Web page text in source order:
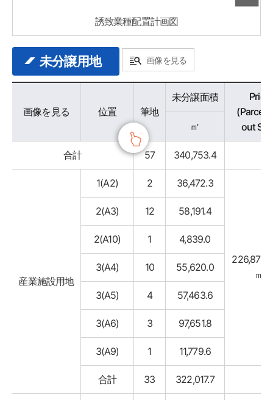
誘致業種配置計画図
未分譲用地 画像を見る
분양가능용지 - 구분, 위치, 필지, 미분양면적, 조성won가, 비고 정보 제공
画像を見る 位置 筆地
未分譲面積
Price
out
㎡
合計 57 340,753.4
産業施設用地
1(A2) 2 36,472.3
㎡
2(A3) 12 58,191.4
2(A10) 1 4,839.0
3(A4) 10 55,620.0
3(A5) 4 57,463.6
3(A6) 3 97,651.8
3(A9) 1 11,779.6
合計 33 322,017.7